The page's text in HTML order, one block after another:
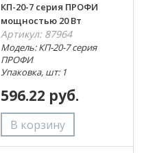
КП-20-7 серия ПРОФИ
мощностью 20 Вт
Артикул: 87964
Модель: КП-20-7 серия
ПРОФИ
Упаковка, шт: 1
596.22 руб.